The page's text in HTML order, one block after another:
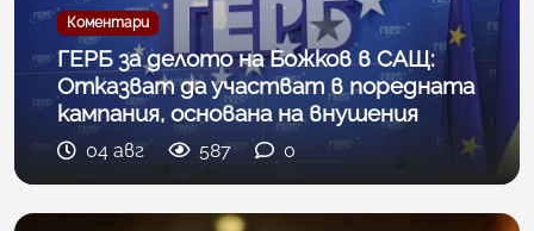
Коментари
ГЕРБ за делото на Божков в САЩ:
Отказват да участват в поредната
кампания, основана на внушения
04 авг 587 0